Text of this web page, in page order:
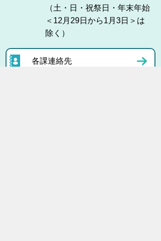
（土・日・祝祭日・年末年始
＜12月29日から1月3日＞は
除く）
各課連絡先